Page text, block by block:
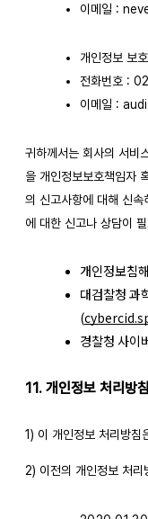
이메일 :
개인정보 보
전화번호 :
이메일 :
귀하께서는 회사의 서비
을 개인정보보호책임자
의 신고사항에 대해 신
에 대한 신고나 상담이
개인정보침
대검찰청 과
(
경찰청 사이
11. 개인정보 처리방
1) 이 개인정보 처리방
2) 이전의 개인정보 처리